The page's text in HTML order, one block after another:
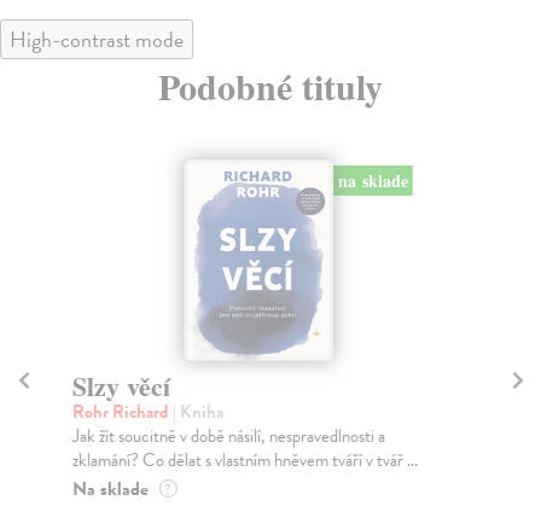
High-contrast mode
Podobné tituly
na sklade
Slzy věcí
Rohr Richard | Kniha
Jak žít soucitně v době násilí, nespravedlnosti a
zklamání? Co dělat s vlastním hněvem tváří v tvář ...
Na sklade ?